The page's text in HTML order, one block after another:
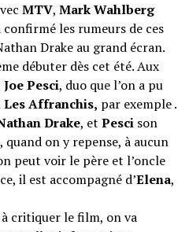
MTV, Mark Wahlberg
confirmé les rumeurs de ces
Drake au grand écran.
débuter dès cet été. Aux
JoePesci, duo que l’on a pu
Les Affranchis, par exemple .
Drake, et Pesci son
on y repense, à aucun
peut voir le père et l’oncle
il est accompagné d’Elena,
critiquer le film, on va